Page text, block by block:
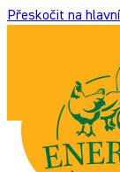
Přeskočit na